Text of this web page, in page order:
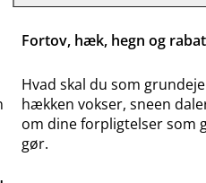
Fortov, hæk, hegn og
Hvad skal du som
hækken vokser, sneen
om dine forpligtelser som
gør.